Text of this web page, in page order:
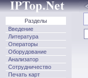
Разделы
Введение
Литература
Операторы
Оборудование
Анализатор
Сотрудничество
Печать карт